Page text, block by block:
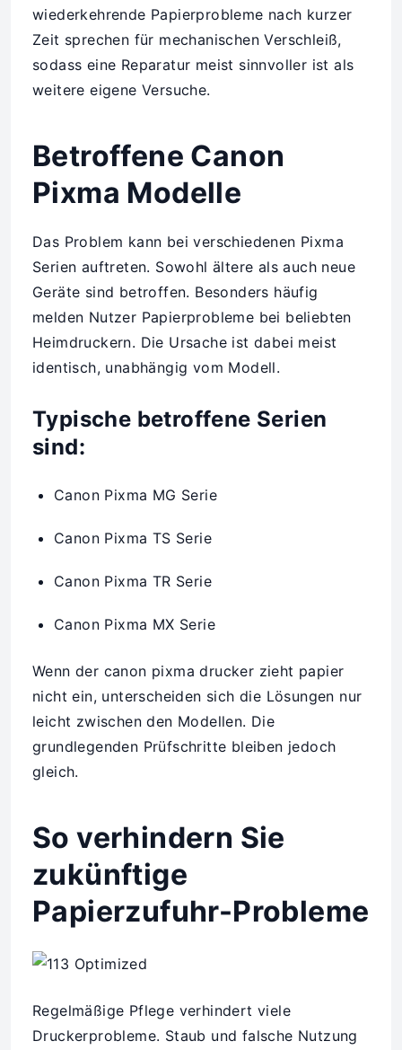
wiederkehrende Papierprobleme nach kurzer
Zeit sprechen für mechanischen Verschleiß,
sodass eine Reparatur meist sinnvoller ist als
weitere eigene Versuche.
Betroffene Canon
Pixma Modelle
Das Problem kann bei verschiedenen Pixma
Serien auftreten. Sowohl ältere als auch neue
Geräte sind betroffen. Besonders häufig
melden Nutzer Papierprobleme bei beliebten
Heimdruckern. Die Ursache ist dabei meist
identisch, unabhängig vom Modell.
Typische betroffene Serien
sind:
Canon Pixma MG Serie
Canon Pixma TS Serie
Canon Pixma TR Serie
Canon Pixma MX Serie
Wenn der canon pixma drucker zieht papier
nicht ein, unterscheiden sich die Lösungen nur
leicht zwischen den Modellen. Die
grundlegenden Prüfschritte bleiben jedoch
gleich.
So verhindern Sie
zukünftige
Papierzufuhr-Probleme
Regelmäßige Pflege verhindert viele
Druckerprobleme. Staub und falsche Nutzung